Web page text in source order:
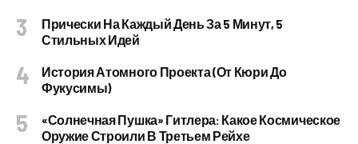
Прически На Каждый День За 5 Минут, 5
Стильных Идей
История Атомного Проекта (от Кюри До
Фукусимы)
«Солнечная Пушка» Гитлера: Какое Космическое
Оружие Строили В Третьем Рейхе